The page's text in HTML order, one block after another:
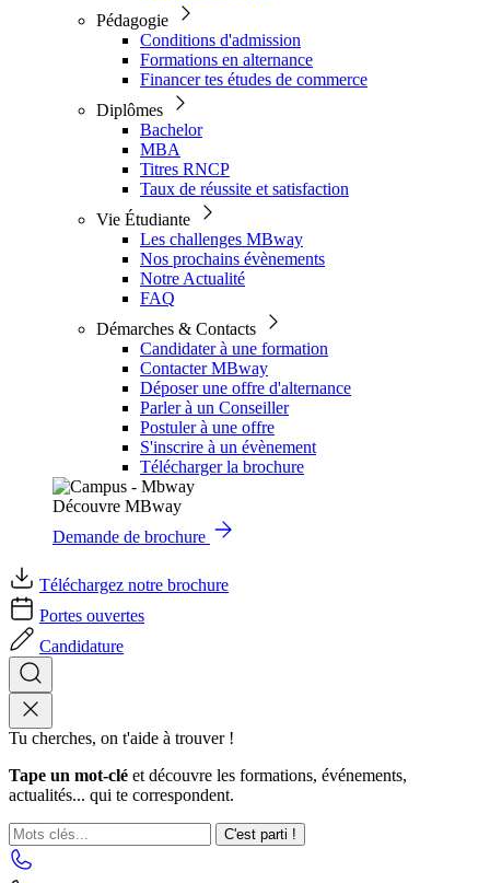
Pédagogie
Conditions d'admission
Formations en alternance
Financer tes études de commerce
Diplômes
Bachelor
MBA
Titres RNCP
Taux de réussite et satisfaction
Vie Étudiante
Les challenges MBway
Nos prochains évènements
Notre Actualité
FAQ
Démarches & Contacts
Candidater à une formation
Contacter MBway
Déposer une offre d'alternance
Parler à un Conseiller
Postuler à une offre
S'inscrire à un évènement
Télécharger la brochure
Découvre MBway
Demande de brochure
Téléchargez notre brochure
Portes ouvertes
Candidature
Tu cherches, on t'aide à trouver !
Tape un mot-clé et découvre les formations, événements,
actualités... qui te correspondent.
C'est parti !